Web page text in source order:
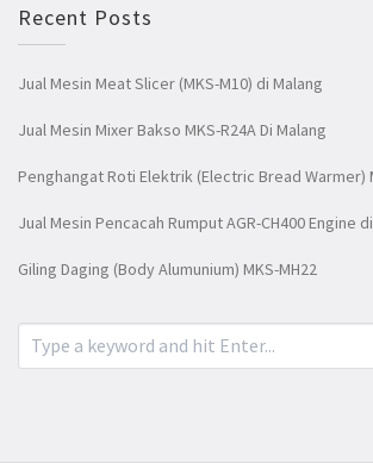
Recent Posts
Jual Mesin Meat Slicer (MKS-M10) di Malang
Jual Mesin Mixer Bakso MKS-R24A Di Malang
Penghangat Roti Elektrik (Electric Bread Warmer)
Jual Mesin Pencacah Rumput AGR-CH400 Engine
Giling Daging (Body Alumunium) MKS-MH22